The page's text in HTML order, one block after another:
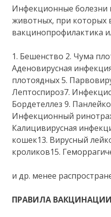
Инфекционные болезни
животных, при которых
вакцинопрофилактика
1. Бешенство 2. Чума
Аденовирусная
плотоядных 5.
Лептоспироз7.
Бордетеллез 9.
Инфекционный
Калицивирусная
кошек13. Вирусный
кроликов15.
и др. менее
ПРАВИЛА ВАКЦИНАЦИИ